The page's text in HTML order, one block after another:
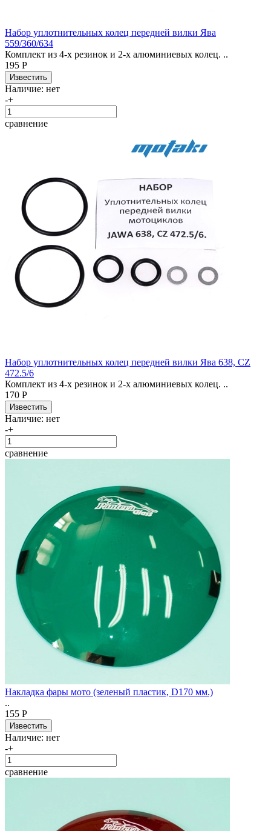
Набор уплотнительных колец передней вилки Ява
559/360/634
Комплект из 4-х резинок и 2-х алюминиевых колец. ..
195 Р
Наличие: нет
-+
сравнение
Набор уплотнительных колец передней вилки Ява 638, CZ
472.5/6
Комплект из 4-х резинок и 2-х алюминиевых колец. ..
170 Р
Наличие: нет
-+
сравнение
Накладка фары мото (зеленый пластик, D170 мм.)
..
155 Р
Наличие: нет
-+
сравнение